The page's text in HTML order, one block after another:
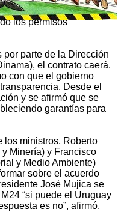
los permisos
por parte de la Dirección
el contrato caerá.
con que el gobierno
Desde el
y se afirmó que se
garantías para
los ministros, Roberto
Minería) y Francisco
y Medio Ambiente)
sobre el acuerdo
José Mujica se
“si puede el Uruguay
es no”, afirmó.